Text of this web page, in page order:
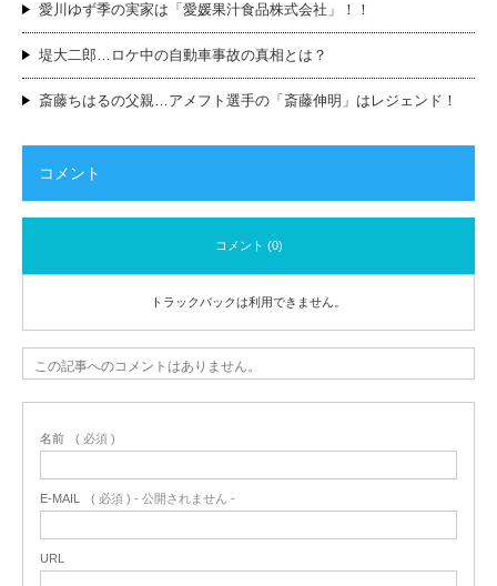
愛川ゆず季の実家は「愛媛果汁食品株式会社」！！
堤大二郎…ロケ中の自動車事故の真相とは？
斎藤ちはるの父親…アメフト選手の「斎藤伸明」はレジェンド！
コメント
コメント (0)
トラックバックは利用できません。
この記事へのコメントはありません。
名前 ( 必須 )
E-MAIL ( 必須 ) - 公開されません -
URL